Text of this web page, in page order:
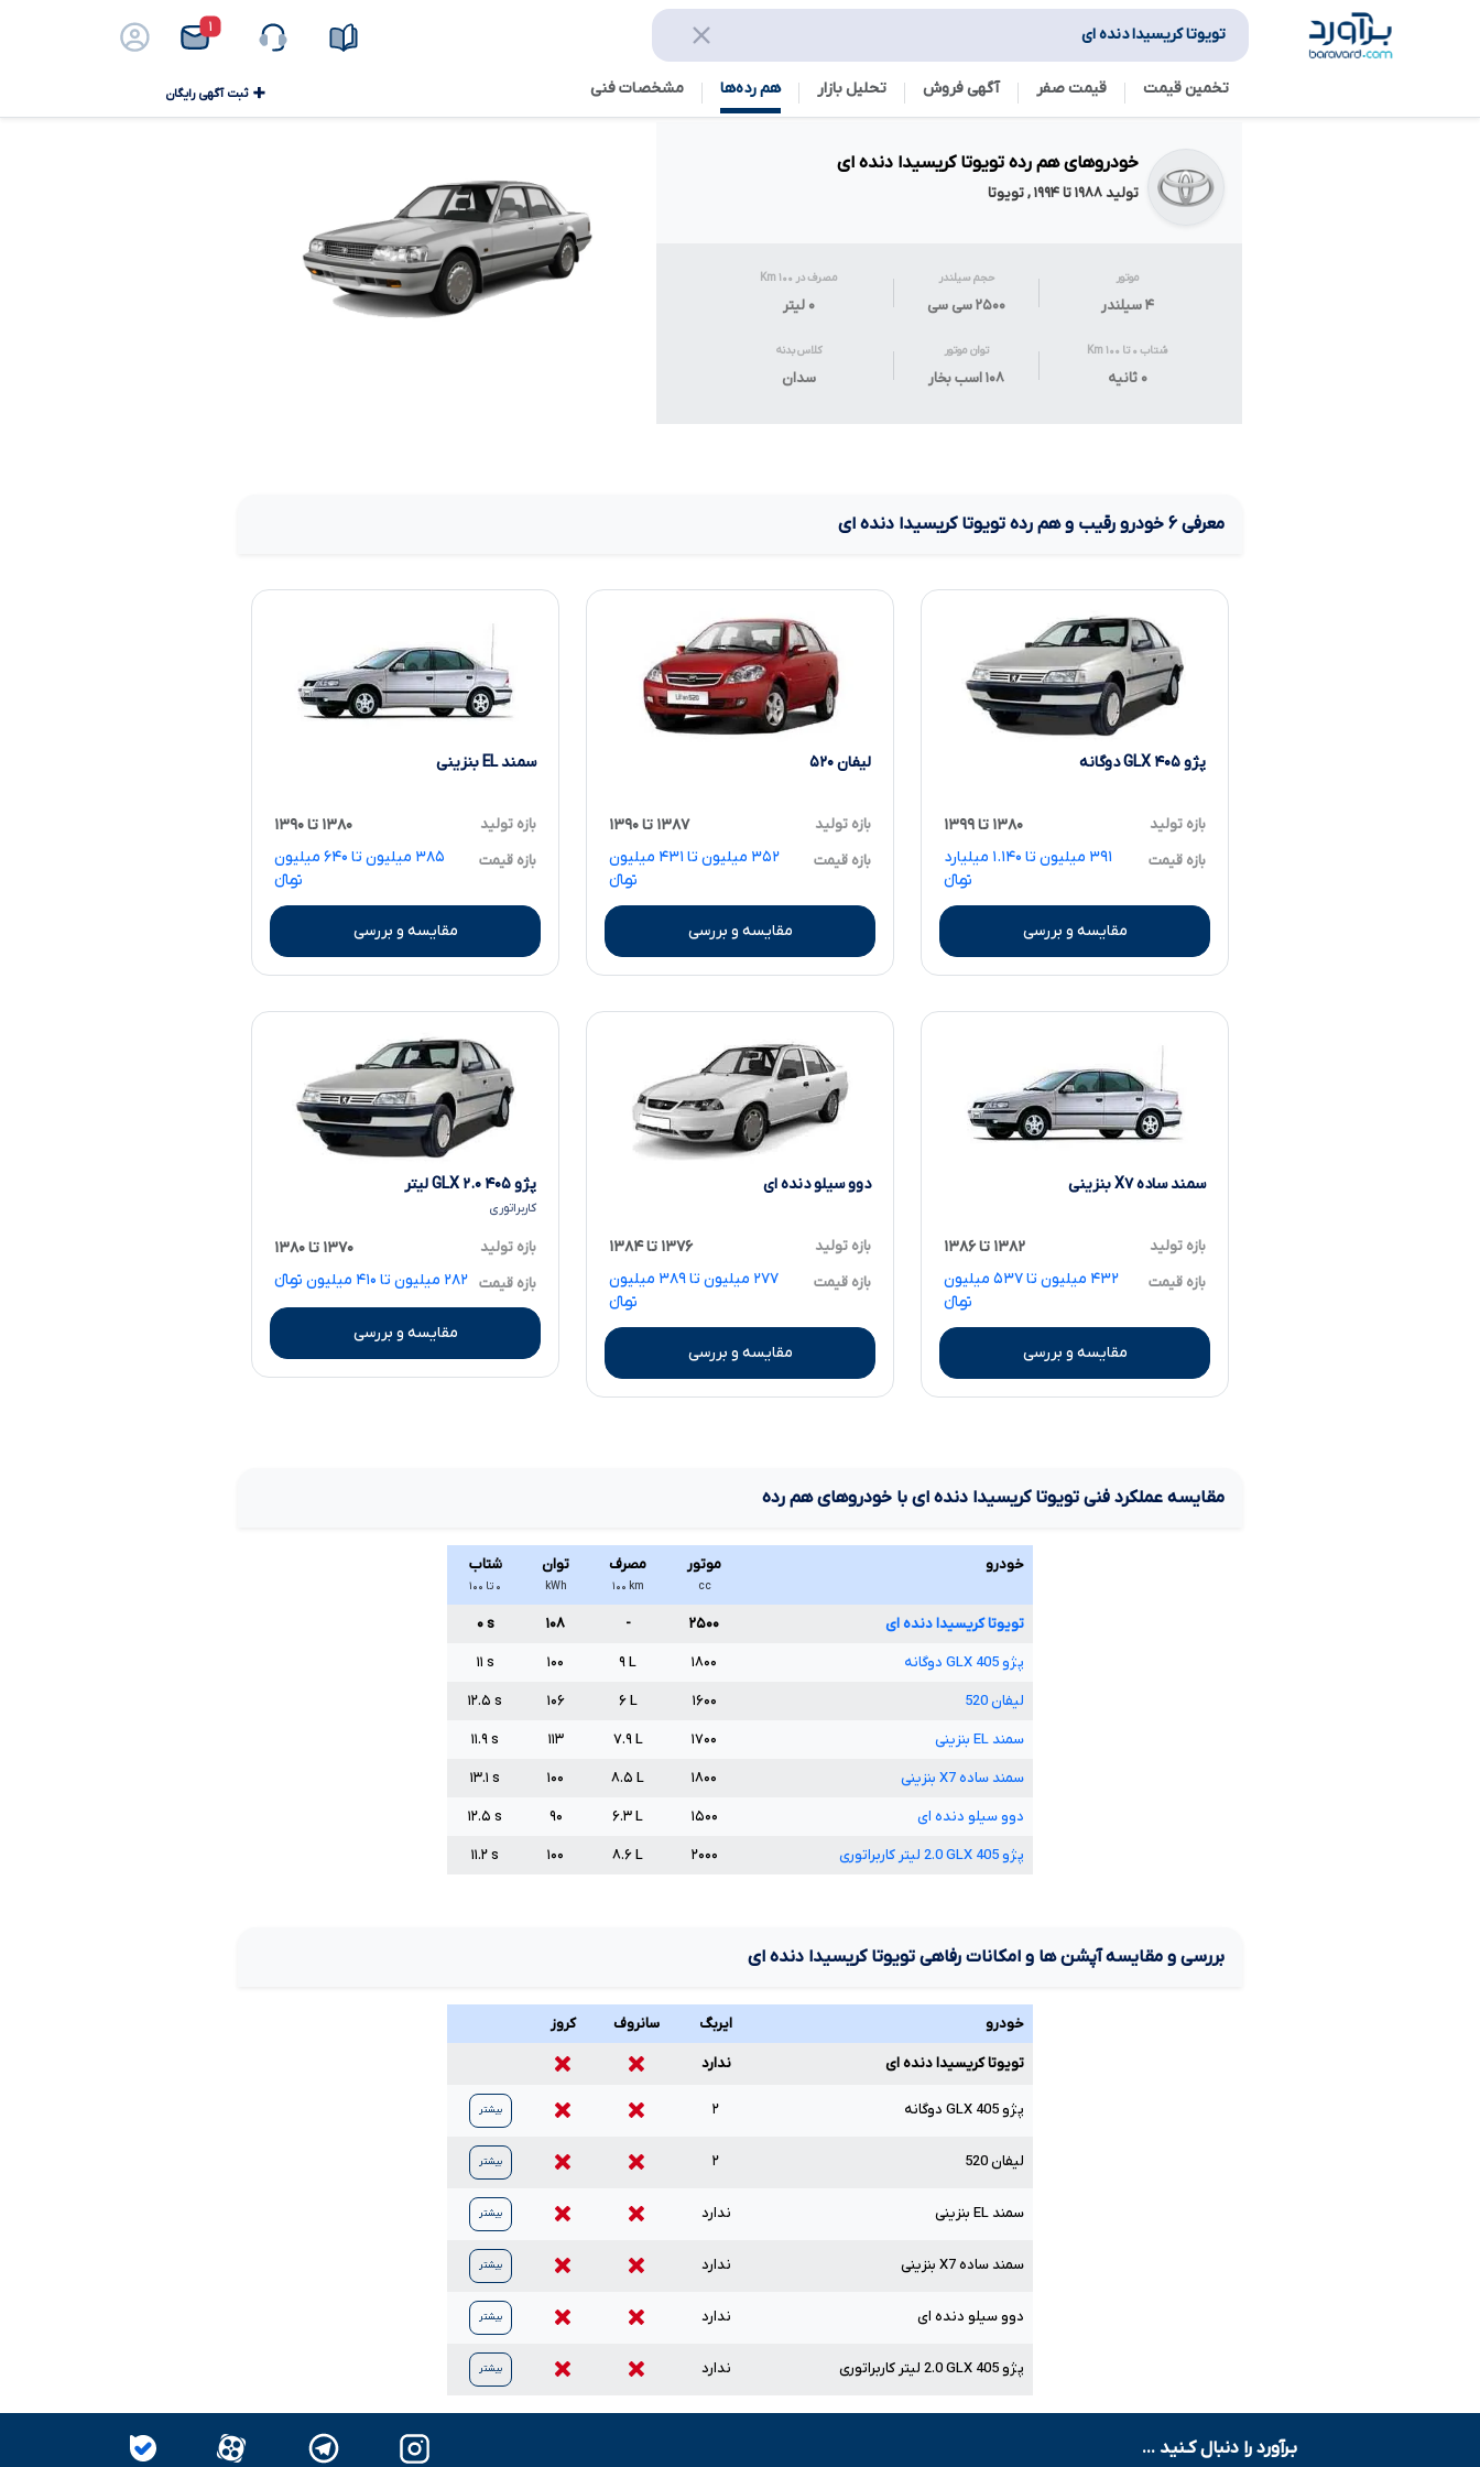
۱ تویوتا کریسیدا دنده ای
تخمین قیمت قیمت صفر آگهی فروش تحلیل بازار هم رده‌ها‌ مشخصات فنی ثبت آگهی رایگان
خودروهای هم رده تویوتا کریسیدا دنده ای
تولید ۱۹۸۸ تا ۱۹۹۴ , تویوتا
موتور
۴ سیلندر
حجم سیلندر
۲۵۰۰ سی سی
مصرف در ۱۰۰ Km
۰ لیتر
شتاب ۰ تا ۱۰۰ Km
۰ ثانیه
توان موتور
۱۰۸ اسب بخار
کلاس بدنه
سدان
معرفی۶ خودرو رقیب و هم رده تویوتا کریسیدا دنده ای
پژو ۴۰۵ GLX دوگانه
بازه تولید ۱۳۸۰ تا ۱۳۹۹
بازه قیمت
۳۹۱ میلیون تا ۱.۱۴۰ میلیارد
تومانءءء
مقایسه و بررسی
لیفان ۵۲۰
بازه تولید ۱۳۸۷ تا ۱۳۹۰
بازه قیمت
۳۵۲ میلیون تا ۴۳۱ میلیون
تومانءءء
مقایسه و بررسی
سمند EL بنزینی
بازه تولید ۱۳۸۰ تا ۱۳۹۰
بازه قیمت
۳۸۵ میلیون تا ۶۴۰ میلیون
تومانءءء
مقایسه و بررسی
سمند ساده X۷ بنزینی
بازه تولید ۱۳۸۲ تا ۱۳۸۶
بازه قیمت
۴۳۲ میلیون تا ۵۳۷ میلیون
تومانءءء
مقایسه و بررسی
دوو سیلو دنده ای
بازه تولید ۱۳۷۶ تا ۱۳۸۴
بازه قیمت
۲۷۷ میلیون تا ۳۸۹ میلیون
تومانءءء
مقایسه و بررسی
پژو ۴۰۵ GLX ۲.۰ لیتر
کاربراتوری
بازه تولید ۱۳۷۰ تا ۱۳۸۰
بازه قیمت ۲۸۲ میلیون تا ۴۱۰ میلیون تومانءءء
مقایسه و بررسی
مقایسه عملکرد فنی تویوتا کریسیدا دنده ای با خودروهای هم رده
خودرو موتور
cc
مصرف
km ۱۰۰
توان
kWh
شتاب
۰ تا ۱۰۰
تویوتا کریسیدا دنده ای ۲۵۰۰ - ۱۰۸ s ۰
پژو405
GLX دوگانه ۱۸۰۰ L۹ ۱۰۰ s ۱۱
لیفان520 ۱۶۰۰ L ۶ ۱۰۶ s ۱۲.۵
سمندEL بنزینی ۱۷۰۰ L ۷.۹ ۱۱۳ s۱۱.۹
سمند سادهX7 بنزینی ۱۸۰۰ L ۸.۵ ۱۰۰ s ۱۳.۱
دوو سیلو دنده ای ۱۵۰۰ L۶.۳ ۹۰ s ۱۲.۵
پژو405
GLX
2.0 لیتر کاربراتوری ۲۰۰۰ L۸.۶ ۱۰۰ s۱۱.۲
بررسی و مقایسه آپشن ها و امکانات رفاهی تویوتا کریسیدا دنده ای
خودرو ایربگ سانروف کروز
تویوتا کریسیدا دنده ای ندارد
پژو405
GLX دوگانه ۲ بیشتر
لیفان520 ۲ بیشتر
سمندEL بنزینی ندارد بیشتر
سمند سادهX7 بنزینی ندارد بیشتر
دوو سیلو دنده ای ندارد بیشتر
پژو405
GLX
2.0 لیتر کاربراتوری ندارد بیشتر
بـرآورد را دنبال کـنید ...